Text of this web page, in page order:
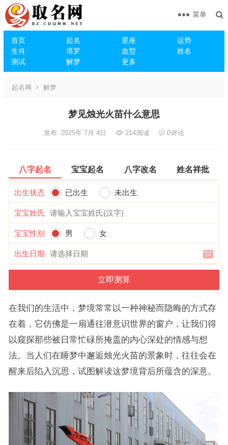
首页 起名 星座
运势
生肖
塔罗 血型
姓名
测试
解梦 更多
菜单
起名网 解梦
梦见烛光火苗什么意思
发布: 2025年 7月 4日 214阅读 0评论
八字起名 宝宝起名 八字改名 姓名祥批
出生状态 已出生 未出生
宝宝姓氏
宝宝性别 男 女
出生日期
在我们的生活中，梦境常常以一种神秘而隐晦的方式存
在着，它仿佛是一扇通往潜意识世界的窗户，让我们得
以窥探那些被日常忙碌所掩盖的内心深处的情感与想
法。当人们在睡梦中邂逅烛光火苗的景象时，往往会在
醒来后陷入沉思，试图解读这梦境背后所蕴含的深意。